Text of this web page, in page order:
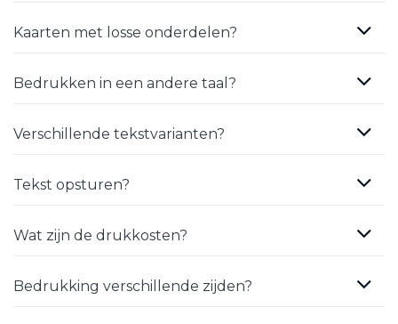
Kaarten met losse onderdelen?
Bedrukken in een andere taal?
Verschillende tekstvarianten?
Tekst opsturen?
Wat zijn de drukkosten?
Bedrukking verschillende zijden?